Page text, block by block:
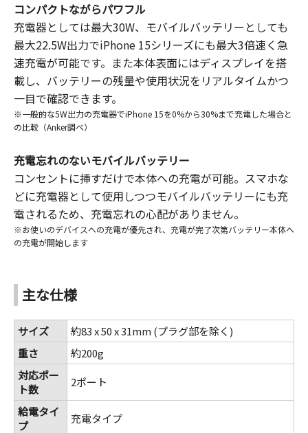
コンパクトながらパワフル
充電器としては最大30W、モバイルバッテリーとしても
最大22.5W出力でiPhone 15シリーズにも最大3倍速く急
速充電が可能です。また本体表面にはディスプレイを搭
載し、バッテリーの残量や使用状況をリアルタイムかつ
一目で確認できます。
※一般的な5W出力の充電器でiPhone 15を0%から30%まで充電した場合と
の比較（Anker調べ）
充電忘れのないモバイルバッテリー
コンセントに挿すだけで本体への充電が可能。スマホな
どに充電器として使用しつつモバイルバッテリーにも充
電されるため、充電忘れの心配がありません。
※お使いのデバイスへの充電が優先され、充電が完了次第バッテリー本体へ
の充電が開始します
主な仕様
サイズ
約83 x 50 x 31mm (プラグ部を除く)
重さ
約200g
対応ポー
ト数
2ポート
給電タイ
プ
充電タイプ